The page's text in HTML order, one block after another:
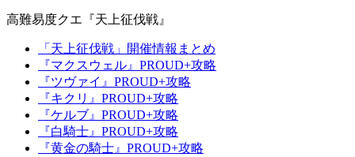
高難易度クエ『天上征伐戦』
「天上征伐戦」開催情報まとめ
『マクスウェル』PROUD+攻略
『ツヴァイ』PROUD+攻略
『キクリ』PROUD+攻略
『ケルブ』PROUD+攻略
『白騎士』PROUD+攻略
『黄金の騎士』PROUD+攻略